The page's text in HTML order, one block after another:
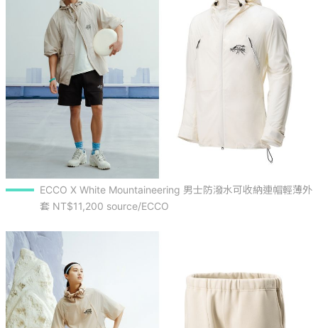
ECCO X White Mountaineering 男士防潑水可收納連帽輕薄外
套 NT$11,200 source/ECCO